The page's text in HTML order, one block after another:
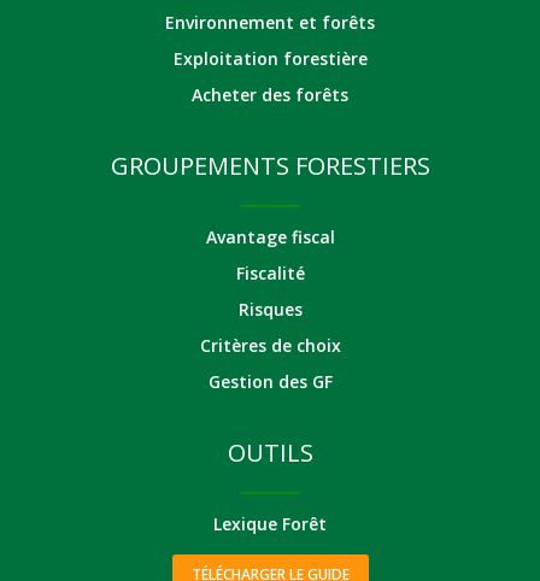
Environnement et forêts
Exploitation forestière
Acheter des forêts
GROUPEMENTS FORESTIERS
Avantage fiscal
Fiscalité
Risques
Critères de choix
Gestion des GF
OUTILS
Lexique Forêt
TÉLÉCHARGER LE GUIDE